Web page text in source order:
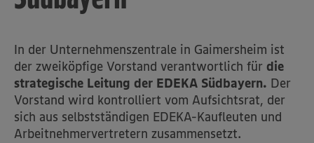
In der Unternehmenszentrale in Gaimersheim ist
der zweiköpfige Vorstand verantwortlich für die
strategische Leitung der EDEKA Südbayern. Der
Vorstand wird kontrolliert vom Aufsichtsrat, der
sich aus selbstständigen EDEKA-Kaufleuten und
Arbeitnehmervertretern zusammensetzt.